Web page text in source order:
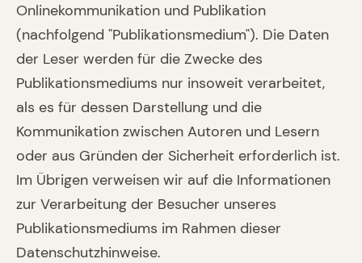
Onlinekommunikation und Publikation
(nachfolgend "Publikationsmedium"). Die Daten
der Leser werden für die Zwecke des
Publikationsmediums nur insoweit verarbeitet,
als es für dessen Darstellung und die
Kommunikation zwischen Autoren und Lesern
oder aus Gründen der Sicherheit erforderlich ist.
Im Übrigen verweisen wir auf die Informationen
zur Verarbeitung der Besucher unseres
Publikationsmediums im Rahmen dieser
Datenschutzhinweise.